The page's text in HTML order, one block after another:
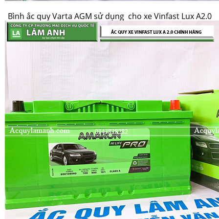
Bình ắc quy Varta AGM sử dụng cho xe Vinfast Lux A2.0